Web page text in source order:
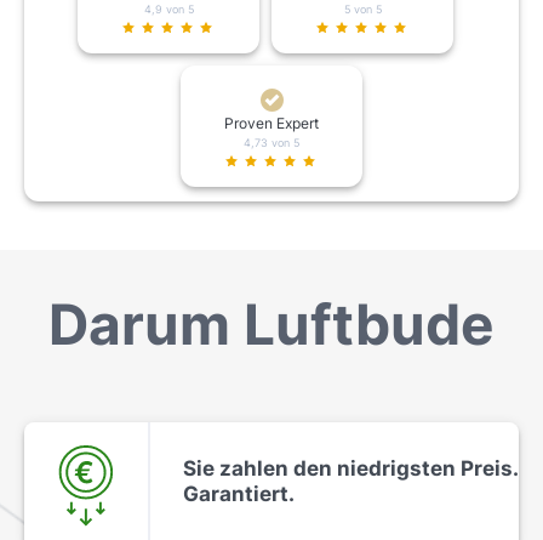
4,9 von 5 5 von 5
Proven Expert
4,73 von 5
Darum Luftbude
Sie zahlen den niedrigsten Preis.
Garantiert.